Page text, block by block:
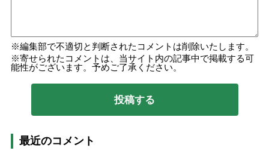
編集部で不適切と判断されたコメントは削除いたします。
寄せられたコメントは、当サイト内の記事中で掲載する可
能性がございます。予めご了承ください。
最近のコメント